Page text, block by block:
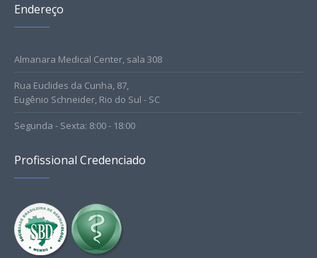
Endereço
Almanara Medical Center, sala 308
Rua Euclides da Cunha, 87,
Eugênio Schneider, Rio do Sul - SC
Segunda - Sexta: 8:00 - 18:00
Profissional Credenciado